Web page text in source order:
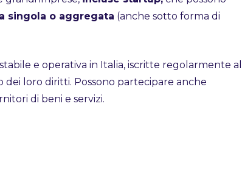
singola o aggregata (anche sotto forma di
e operativa in Italia, iscritte regolarmente al
dei loro diritti. Possono partecipare anche
di beni e servizi.